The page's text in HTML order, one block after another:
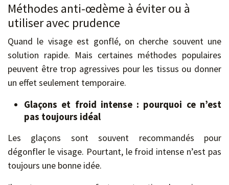
Méthodes anti-œdème à éviter ou à
utiliser avec prudence
Quand le visage est gonflé, on cherche souvent une
solution rapide. Mais certaines méthodes populaires
peuvent être trop agressives pour les tissus ou donner
un effet seulement temporaire.
Glaçons et froid intense : pourquoi ce n’est
pas toujours idéal
Les glaçons sont souvent recommandés pour
dégonfler le visage. Pourtant, le froid intense n’est pas
toujours une bonne idée.